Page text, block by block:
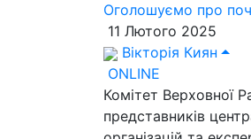
Оголошуємо про
11 Лютого 2025
Вікторія Киян
ONLINE
Комітет Верховної
представників